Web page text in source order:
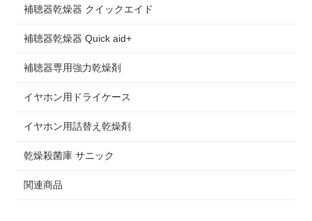
補聴器乾燥器 クイックエイド
補聴器乾燥器 Quick aid+
補聴器専用強力乾燥剤
イヤホン用ドライケース
イヤホン用詰替え乾燥剤
乾燥殺菌庫 サニック
関連商品